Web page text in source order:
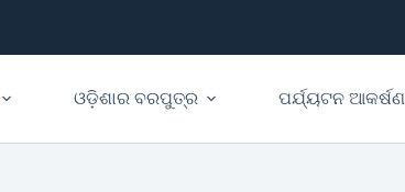
ଓଡ଼ିଶାର ବରପୁତ୍ର ପର୍ଯ୍ୟଟନ ଆକର୍ଷଣ